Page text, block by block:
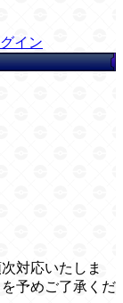
イン
対応いたしま
予めご了承くだ